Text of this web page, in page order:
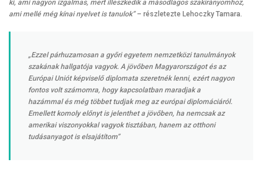
ki, ami nagyon izgalmas, mert illeszkedik a másodlagos szakirányomhoz,
ami mellé még kínai nyelvet is tanulok”– részletezte Lehoczky Tamara.
„Ezzel párhuzamosan a győri egyetem nemzetközi tanulmányok
szakának hallgatója vagyok. A jövőben Magyarországot és az
Európai Uniót képviselő diplomata szeretnék lenni, ezért nagyon
fontos volt számomra, hogy kapcsolatban maradjak a
hazámmal és még többet tudjak meg az európai diplomáciáról.
Emellett komoly előnyt is jelenthet a jövőben, ha nemcsak az
amerikai viszonyokkal vagyok tisztában, hanem az otthoni
tudásanyagot is elsajátítom”